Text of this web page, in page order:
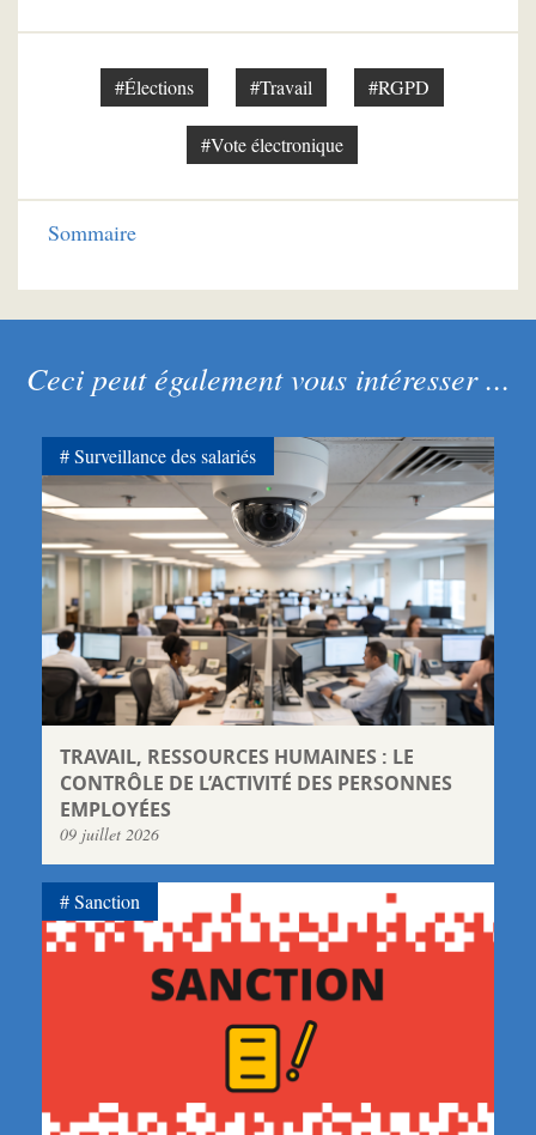
#Élections #Travail #RGPD
#Vote électronique
Sommaire
Ceci peut également vous intéresser ...
TRAVAIL, RESSOURCES HUMAINES : LE
CONTRÔLE DE L’ACTIVITÉ DES PERSONNES
EMPLOYÉES
09 juillet 2026
Surveillance des salariés
Sanction